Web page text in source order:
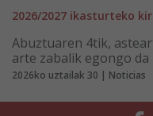
2026/2027 ikasturteko
Abuztuaren 4tik,
arte zabalik egongo da
2026ko uztailak 30 | Noticias